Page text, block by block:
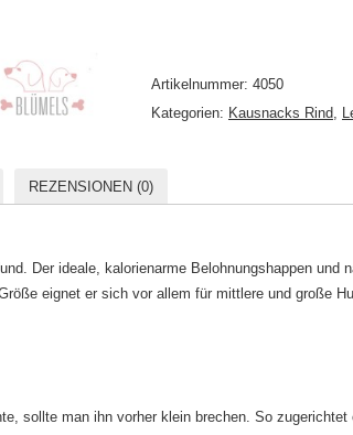
Artikelnummer: 4050
Kategorien: Kausnacks Rind,
REZENSIONEN (0)
Der ideale, kalorienarme Belohnungshappen und
eignet er sich vor allem für mittlere und große
sollte man ihn vorher klein brechen. So zugerichtet